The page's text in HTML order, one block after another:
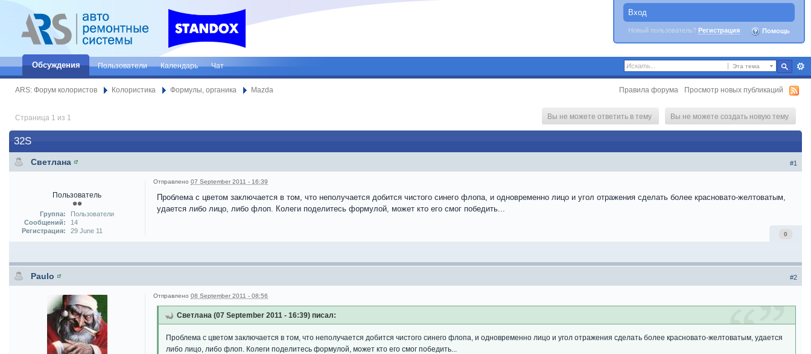
Вход
Новый пользователь? Регистрация Помощь
Эта тема
Обсуждения Пользователи Календарь Чат
ARS: Форум колористов Колористика Формулы, органика Mazda Правила форума Просмотр новых публикаций
Страница 1 из 1 Вы не можете создать новую тему
Вы не можете ответить в тему
32S
#1
Светлана
Пользователь
Группа:
Пользователи
Сообщений:
14
Регистрация:
29 June 11
Отправлено 07 September 2011 - 16:39
Проблема с цветом заключается в том, что неполучается добится чистого синего флопа, и одновременно лицо и угол отражения сделать более красновато-желтоватым,
удается либо лицо, либо флоп. Колеги поделитесь формулой, может кто его смог победить...
0
#2
Paulo
Отправлено 08 September 2011 - 08:56
Светлана (07 September 2011 - 16:39) писал:
Проблема с цветом заключается в том, что неполучается добится чистого синего флопа, и одновременно лицо и угол отражения сделать более красновато-желтоватым, удается
либо лицо, либо флоп. Колеги поделитесь формулой, может кто его смог победить...